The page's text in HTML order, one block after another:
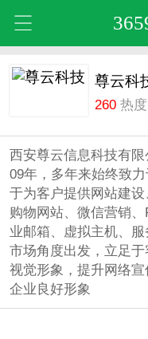
尊云科
260 热度
西安尊云信息科技有限
09年，多年来始终致
于为客户提供网站建
购物网站、微信营销
业邮箱、虚拟主机、
市场角度出发，立足
视觉形象，提升网络
企业良好形象